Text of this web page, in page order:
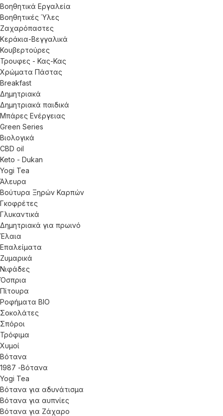
Βοηθητικά Εργαλεία
Βοηθητικές Ύλες
Ζαχαρόπαστες
Κεράκια-Βεγγαλικά
Κουβερτούρες
Τρουφες - Κας-Κας
Χρώματα Πάστας
Breakfast
Δημητριακά
Δημητριακά παιδικά
Μπάρες Ενέργειας
Green Series
Βιολογικά
CBD oil
Keto - Dukan
Yogi Tea
Άλευρα
Βούτυρα Ξηρών Καρπών
Γκοφρέτες
Γλυκαντικά
Δημητριακά για πρωινό
Έλαια
Επαλείματα
Ζυμαρικά
Νιφάδες
Όσπρια
Πίτουρα
Ροφήματα ΒΙΟ
Σοκολάτες
Σπόροι
Τρόφιμα
Χυμοί
Βότανα
1987 -Βότανα
Yogi Tea
Βότανα για αδυνάτισμα
Βότανα για αυπνίες
Βότανα για Ζάχαρο